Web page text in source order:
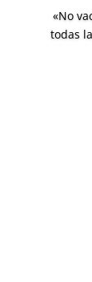
«No
todas